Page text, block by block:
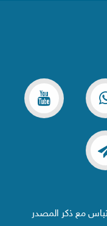
مع ذكر المصدر